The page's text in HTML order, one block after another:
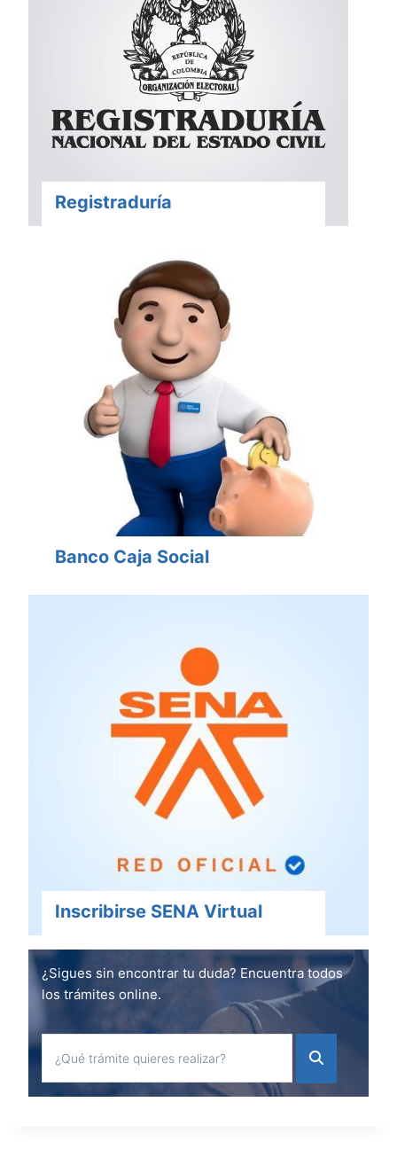
Registraduría
Banco Caja Social
Inscribirse SENA Virtual
¿Sigues sin encontrar tu duda? Encuentra todos
los trámites online.